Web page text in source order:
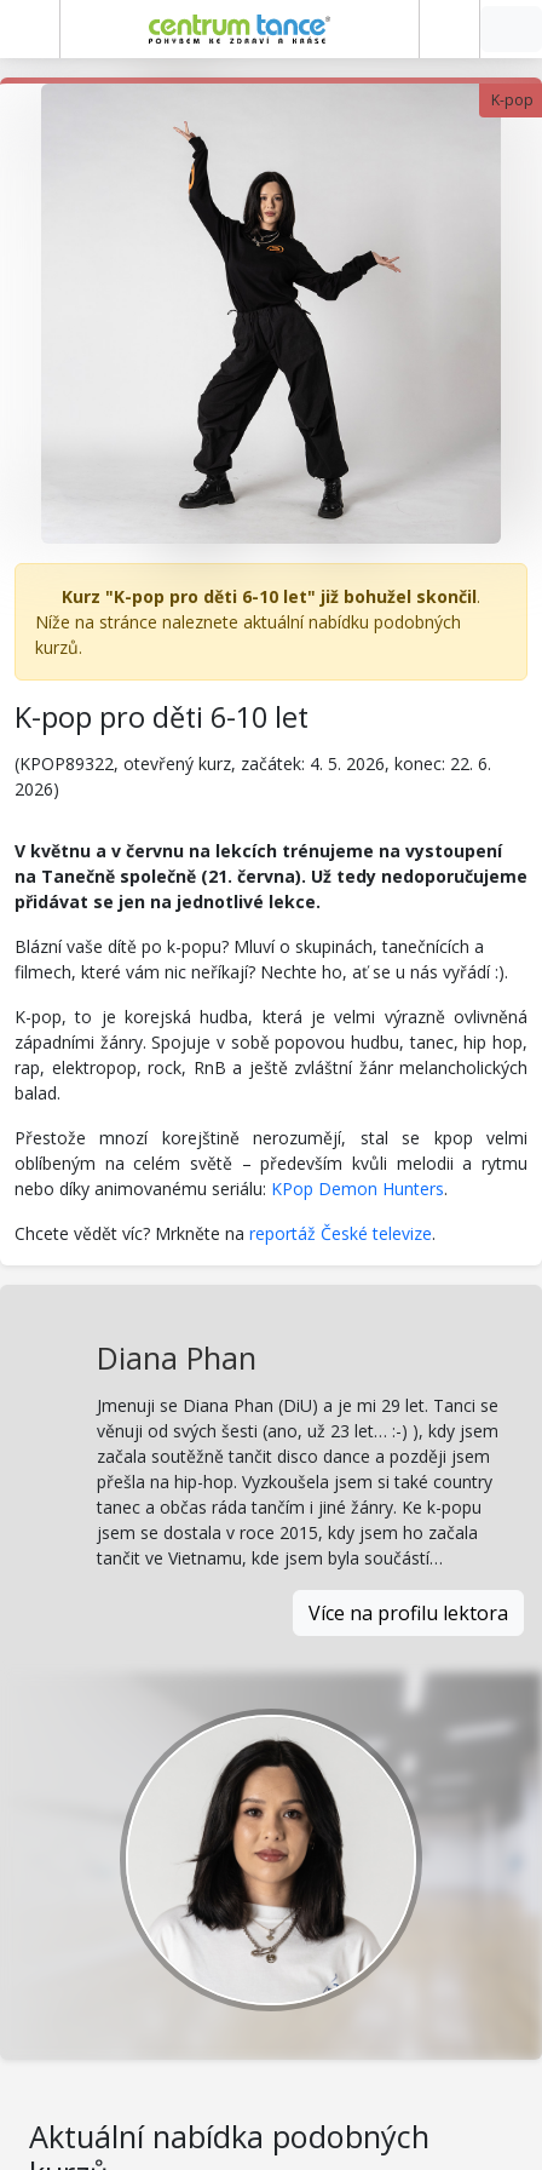
K-pop
Kurz "K-pop pro děti 6-10 let" již bohužel skončil.
Níže na stránce naleznete aktuální nabídku podobných
kurzů.
K-pop pro děti 6-10 let
(KPOP89322, otevřený kurz, začátek: 4. 5. 2026, konec: 22. 6.
2026)
V květnu a v červnu na lekcích trénujeme na vystoupení
na Tanečně společně (21. června). Už tedy nedoporučujeme
přidávat se jen na jednotlivé lekce.
Blázní vaše dítě po k-popu? Mluví o skupinách, tanečnících a
filmech, které vám nic neříkají? Nechte ho, ať se u nás vyřádí :).
K-pop, to je korejská hudba, která je velmi výrazně ovlivněná
západními žánry. Spojuje v sobě popovou hudbu, tanec, hip hop,
rap, elektropop, rock, RnB a ještě zvláštní žánr melancholických
balad.
Přestože mnozí korejštině nerozumějí, stal se kpop velmi
oblíbeným na celém světě – především kvůli melodii a rytmu
nebo díky animovanému seriálu: KPop Demon Hunters.
Chcete vědět víc? Mrkněte na reportáž České televize.
Diana Phan
Jmenuji se Diana Phan (DiU) a je mi 29 let. Tanci se
věnuji od svých šesti (ano, už 23 let… :-) ), kdy jsem
začala soutěžně tančit disco dance a později jsem
přešla na hip-hop. Vyzkoušela jsem si také country
tanec a občas ráda tančím i jiné žánry. Ke k-popu
jsem se dostala v roce 2015, kdy jsem ho začala
tančit ve Vietnamu, kde jsem byla součástí…
Více na profilu lektora
Aktuální nabídka podobných